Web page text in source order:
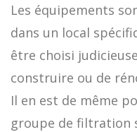
Les équipements
dans un local
être choisi
construire ou de
Il en est de même
groupe de filtration